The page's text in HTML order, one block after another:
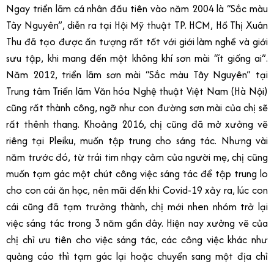
Ngay triển lãm cá nhân đầu tiên vào năm 2004 là “Sắc màu
Tây Nguyên”, diễn ra tại Hội Mỹ thuật TP. HCM, Hồ Thị Xuân
Thu đã tạo được ấn tượng rất tốt với giới làm nghề và giới
sưu tập, khi mang đến một không khí sơn mài “ít giống ai”.
Năm 2012, triển lãm sơn mài “Sắc màu Tây Nguyên” tại
Trung tâm Triển lãm Văn hóa Nghệ thuật Việt Nam (Hà Nội)
cũng rất thành công, ngỡ như con đường sơn mài của chị sẽ
rất thênh thang. Khoảng 2016, chị cũng đã mở xưởng vẽ
riêng tại Pleiku, muốn tập trung cho sáng tác. Nhưng vài
năm trước đó, từ trái tim nhạy cảm của người mẹ, chị cũng
muốn tạm gác một chút công việc sáng tác để tập trung lo
cho con cái ăn học, nên mãi đến khi Covid-19 xảy ra, lúc con
cái cũng đã tạm trưởng thành, chị mới nhen nhóm trở lại
việc sáng tác trong 3 năm gần đây. Hiện nay xưởng vẽ của
chị chỉ ưu tiên cho việc sáng tác, các công việc khác như
quảng cáo thì tạm gác lại hoặc chuyển sang một địa chỉ